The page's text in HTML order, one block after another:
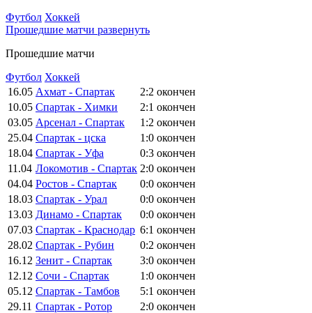
Футбол Хоккей
Прошедшие матчи развернуть
Прошедшие матчи
Футбол Хоккей
16.05 Ахмат - Спартак 2:2 окончен
10.05 Спартак - Химки 2:1 окончен
03.05 Арсенал - Спартак 1:2 окончен
25.04 Спартак - цска 1:0 окончен
18.04 Спартак - Уфа 0:3 окончен
11.04 Локомотив - Спартак 2:0 окончен
04.04 Ростов - Спартак 0:0 окончен
18.03 Спартак - Урал 0:0 окончен
13.03 Динамо - Спартак 0:0 окончен
07.03 Спартак - Краснодар 6:1 окончен
28.02 Спартак - Рубин 0:2 окончен
16.12 Зенит - Спартак 3:0 окончен
12.12 Сочи - Спартак 1:0 окончен
05.12 Спартак - Тамбов 5:1 окончен
29.11 Спартак - Ротор 2:0 окончен